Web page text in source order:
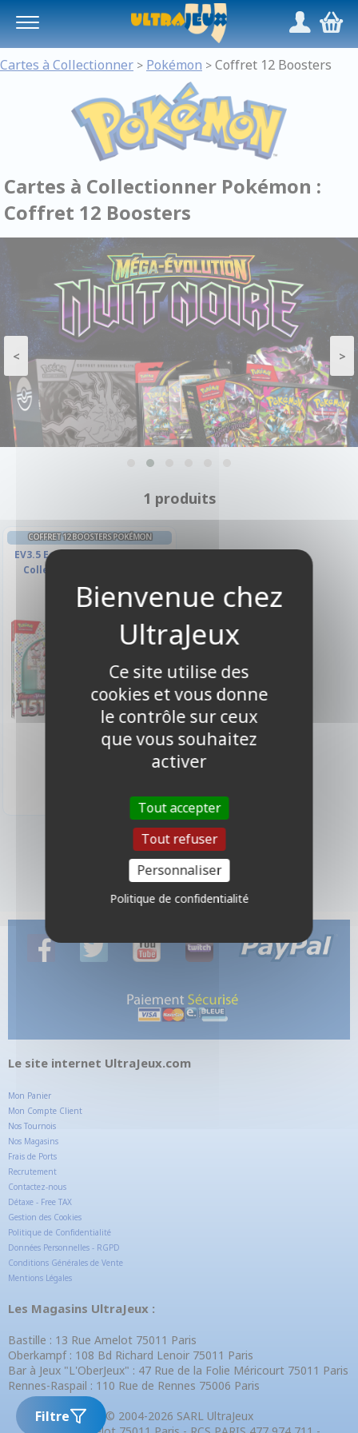
/,
Cartes à Collectionner > Pokémon > Coffret 12 Boosters
Cartes à Collectionner Pokémon :
Coffret 12 Boosters
< >
1 produits
Filtre
COFFRET 12 BOOSTERS POKÉMON
EV3.5 Ecarlate et Violet - 151 -
Collection Premium - Eaux
Florissantes
1 produits
Le site internet UltraJeux.com
Mon Panier
Mon Compte Client
Nos Tournois
Nos Magasins
Frais de Ports
Recrutement
Contactez-nous
Détaxe - Free TAX
Gestion des Cookies
Politique de Confidentialité
Données Personnelles - RGPD
Conditions Générales de Vente
Mentions Légales
Les Magasins UltraJeux :
Bastille : 13 Rue Amelot 75011 Paris
Oberkampf : 108 Bd Richard Lenoir 75011 Paris
Bar à Jeux "L'OberJeux" : 47 Rue de la Folie Méricourt 75011 Paris
Rennes-Raspail : 110 Rue de Rennes 75006 Paris
© 2004-2026 SARL UltraJeux
Ce site utilise des
cookies et vous donne
le contrôle sur ceux
que vous souhaitez
activer
Tout accepter
Tout refuser
Personnaliser
Politique de confidentialité